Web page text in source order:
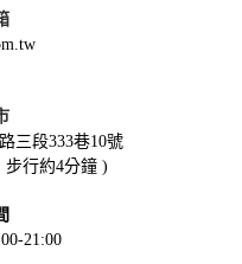
三段333巷10號
步行約4分鐘 )
21:00